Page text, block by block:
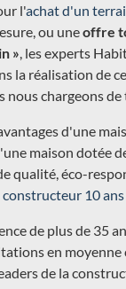
l'achat d'un
ou uneoffre
», les experts
la réalisation de
nous chargeons
d'une
maison dotée
qualité, éco-
constructeur 10 ans
de plus de 35
en moyenne
de la